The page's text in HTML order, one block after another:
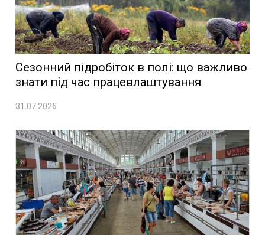
Сезонний підробіток в полі: що важливо
знати під час працевлаштування
31.07.2026